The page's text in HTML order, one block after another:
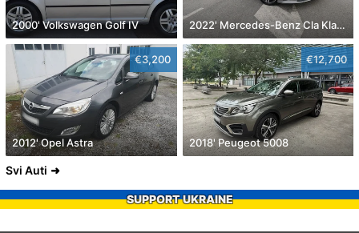
2000' Volkswagen Golf IV 2022' Mercedes-Benz Cla Klasa Cla 180
€3,200
2012' Opel Astra
€12,700
2018' Peugeot 5008
Svi Auti
SUPPORT UKRAINE